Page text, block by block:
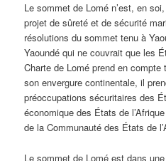
Le sommet de Lomé n’est, en
projet de sûreté et de sécurité
résolutions du sommet tenu à
Yaoundé qui ne couvrait que les
Charte de Lomé prend en
son envergure continentale, il
préoccupations sécuritaires des
économique des États de
de la Communauté des États de
Le sommet de Lomé est dans